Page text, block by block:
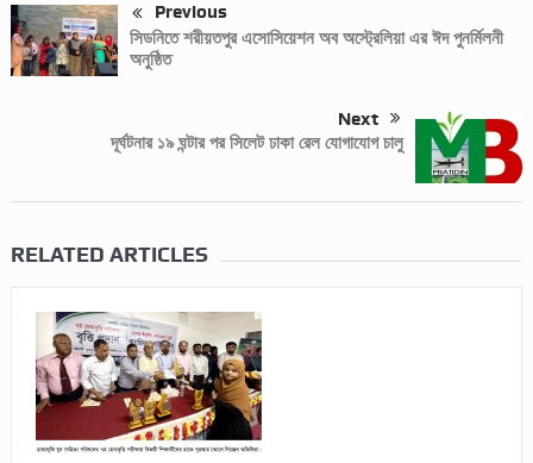
Previous
সিডনিতে শরীয়তপুর এসোসিয়েশন অব অস্ট্রেলিয়া এর ঈদ পুনর্মিলনী
অনুষ্ঠিত
Next
দূর্ঘটনার ১৯ ঘন্টার পর সিলেট ঢাকা রেল যোগাযোগ চালু
RELATED ARTICLES